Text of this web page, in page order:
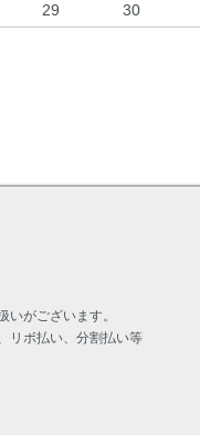
29 30
いがございます。
リボ払い、分割払い等